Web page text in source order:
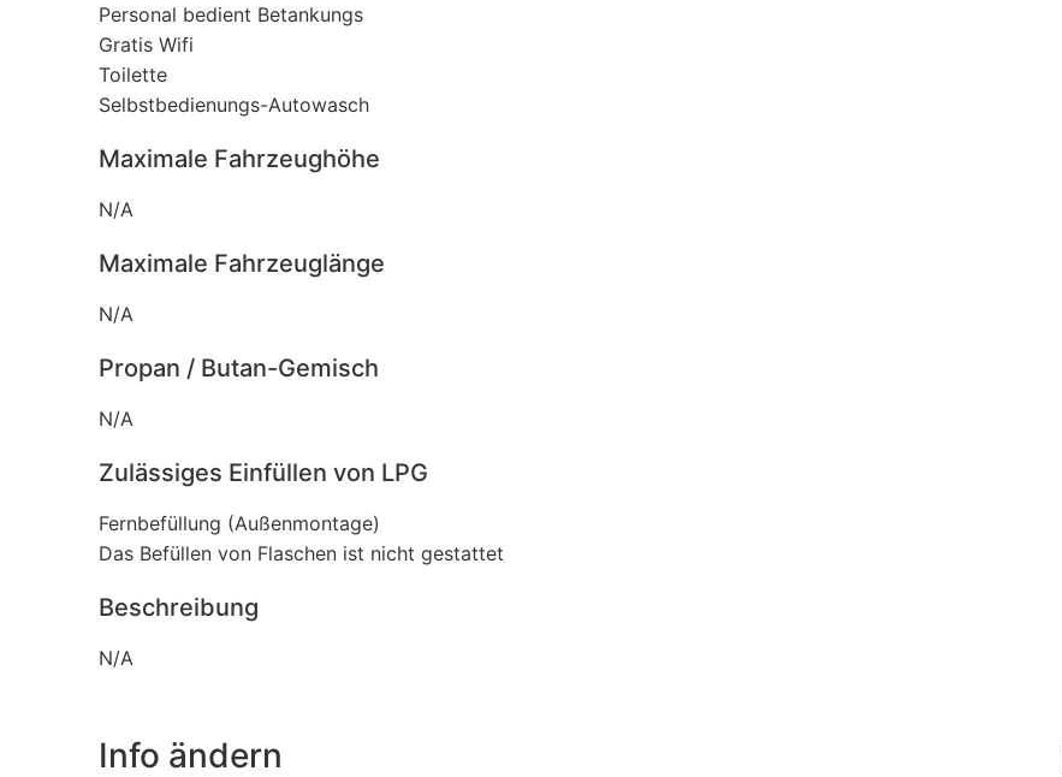
Personal bedient Betankungs
Gratis Wifi
Toilette
Selbstbedienungs-Autowasch
Maximale Fahrzeughöhe
N/A
Maximale Fahrzeuglänge
N/A
Propan / Butan-Gemisch
N/A
Zulässiges Einfüllen von LPG
Fernbefüllung (Außenmontage)
Das Befüllen von Flaschen ist nicht gestattet
Beschreibung
N/A
Info ändern